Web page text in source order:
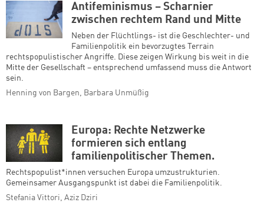
Antifeminismus – Scharnier
zwischen rechtem Rand und Mitte
Neben der Flüchtlings- ist die Geschlechter- und
Familienpolitik ein bevorzugtes Terrain
rechtspopulistischer Angriffe. Diese zeigen Wirkung bis weit in die
Mitte der Gesellschaft – entsprechend umfassend muss die Antwort
sein.
Henning von Bargen, Barbara Unmüßig
Europa: Rechte Netzwerke
formieren sich entlang
familienpolitischer Themen.
Rechtspopulist*innen versuchen Europa umzustrukturien.
Gemeinsamer Ausgangspunkt ist dabei die Familienpolitik.
Stefania Vittori, Aziz Dziri